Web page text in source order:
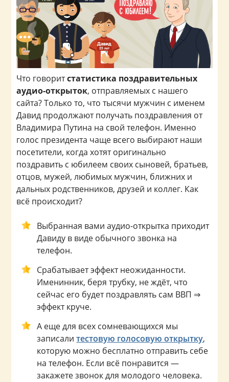
Что говоритстатистика поздравительных
аудио-открыток, отправляемых с нашего
сайта? Только то, что тысячи мужчин с именем
Давид продолжают получать поздравления от
Владимира Путина на свой телефон. Именно
голос президента чаще всего выбирают наши
посетители, когда хотят оригинально
поздравить с юбилеем своих сыновей, братьев,
отцов, мужей, любимых мужчин, ближних и
дальных родственников, друзей и коллег. Как
всё происходит?
Выбранная вами аудио-открытка приходит
Давиду в виде обычного звонка на
телефон.
Срабатывает эффект неожиданности.
Именинник, беря трубку, не ждёт, что
сейчас его будет поздравлять сам ВВП ⇒
эффект круче.
А еще для всех сомневающихся мы
записалитестовую голосовую открытку,
которую можно бесплатно отправить себе
на телефон. Если всё понравится —
закажете звонок для молодого человека.